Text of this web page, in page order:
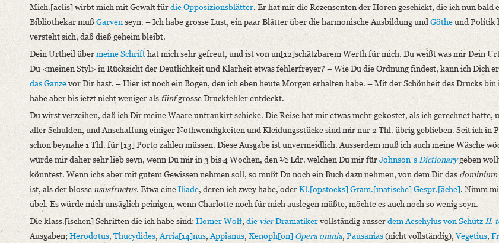
Mich.[aelis] wirbt mich mit Gewalt fürdie Opposizionsblätter. Er hat mir die Rezensenten der Horen geschickt, die ich nun bald
Bibliothekar mußGarvenseyn. – Ich habe grosse Lust, ein paar Blätter über die harmonische Ausbildung und Götheund Politik
versteht sich, daß dieß geheim bleibt.
Dein Urtheil übermeine Schrifthat mich sehr gefreut, und ist von un[12]schätzbarem Werth für mich. Du weißt was mir Dein
Du <meinen Styl> in Rücksicht der Deutlichkeit und Klarheit etwas fehlerfreyer? – Wie Du die Ordnung findest, kann ich Dich
das Ganzevor Dir hast. – Hier ist noch ein Bogen, den ich eben heute Morgen erhalten habe. – Mit der Schönheit des Drucks bin
habe aber bis ietzt nicht weniger als fünfgrosse Druckfehler entdeckt.
Du wirst verzeihen, daß ich Dir meine Waare unfrankirt schicke. Die Reise hat mir etwas mehr gekostet, als ich gerechnet hatte,
aller Schulden, und Anschaffung einiger Nothwendigkeiten und Kleidungsstücke sind mir nur 2 Thl. übrig geblieben. Seit ich in
schon beynahe 1 Thl. für [13] Porto zahlen müssen. Diese Ausgabe ist unvermeidlich. Ausserdem muß ich auch meine Wäsche
würde mir daher sehr lieb seyn, wenn Du mir in 3 bis 4 Wochen, den ½ Ldr. welchen Du mir fürJohnsonʼs Dictionarygeben
könntest. Wenn ichs aber mit gutem Gewissen nehmen soll, so mußt Du noch ein Buch dazu nehmen, von dem Dir das dominium
ist, als der blosse ususfructus. Etwa eineIliade, deren ich zwey habe, oderKl.[opstocks]Gram.[matische] Gespr.[äche]. Nimm
übel. Es würde mich unsäglich peinigen, wenn Charlotte noch für mich auslegen müßte, möchte es auch noch so wenig seyn.
Die klass.[ischen] Schriften die ich habe sind: Homer Wolf, die vierDramatikervollständig ausserdem Aeschylus vonSchütz II.
Ausgaben; Herodotus, Thucydides, Arria[14]nus, Appianus, Xenoph[on] Opera omnia, Pausanias(nicht vollständig),Vegetius,